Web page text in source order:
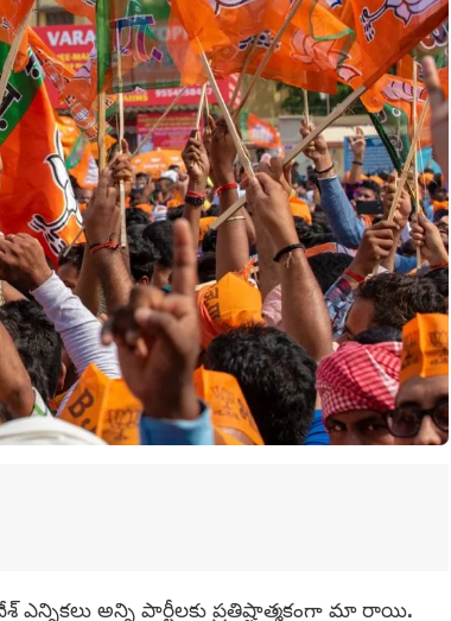
ఎన్నికలు అన్ని పార్టీలకు ప్రతిష్టాత్మకంగా మా రాయి.